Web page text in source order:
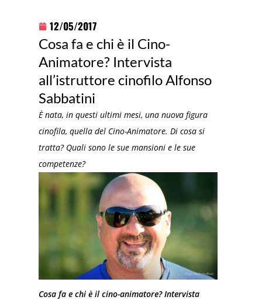
12/05/2017
Cosa fa e chi è il Cino-
Animatore? Intervista
all’istruttore cinofilo Alfonso
Sabbatini
È nata, in questi ultimi mesi, una nuova figura
cinofila, quella del Cino-Animatore. Di cosa si
tratta? Quali sono le sue mansioni e le sue
competenze?
Cosa fa e chi è il cino-animatore? Intervista